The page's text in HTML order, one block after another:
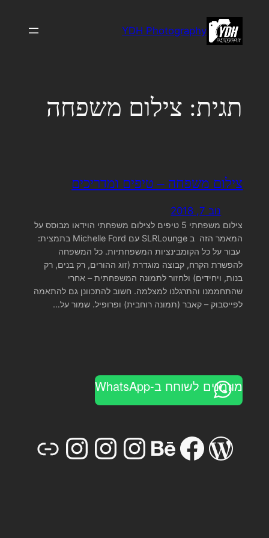
YDH Photography
תגית: צילום משפחה
צילום משפחה – טיפים ומדריכים
נוב 7, 2018
צילום משפחתי 5 טיפים לצילום משפחתי הוידאו מבוסס על
המאמר הזה ב SLRLounge עם Michelle Ford בתמצית:
עבור על כל הקומבינציות המשפחתיות. כל המשפחה
להפשרת הקרח, קבוצה מוגדרת (זוג ההורים, רק בנים, רק
בנות, ויחידים) ולחזור לתמונה המשפחתית – אחרי
שהתחממנו והתרגלנו למצלמה. חשוב להתכוונן גם להתאמה
לפייסבוק – קאבר (תמונה רוחבית) ופרופיל. שמור על…
מוזמנים לשוחח ב-WhatsApp
WordPress
Facebook
Behance
Instagram
Link